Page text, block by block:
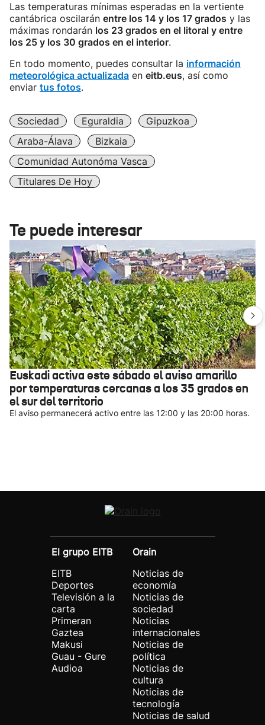
Las temperaturas mínimas esperadas en la vertiente
cantábrica oscilarán entre los 14 y los 17 grados y las
máximas rondarán los 23 grados en el litoral y entre
los 25 y los 30 grados en el interior.
En todo momento, puedes consultar la información
meteorológica actualizada en eitb.eus, así como
enviar tus fotos.
Sociedad Eguraldia
Gipuzkoa
Araba-Álava
Bizkaia
Comunidad Autonóma Vasca
Titulares De Hoy
Te puede interesar
Euskadi activa este sábado el aviso amarillo
por temperaturas cercanas a los 35 grados en
el sur del territorio
El aviso permanecerá activo entre las 12:00 y las 20:00 horas.
El grupo EITB
EITB
Deportes
Televisión a la
carta
Primeran
Gaztea
Makusi
Guau - Gure
Audioa
Orain
Noticias de
economía
Noticias de
sociedad
Noticias
internacionales
Noticias de
política
Noticias de
cultura
Noticias de
tecnología
Noticias de salud